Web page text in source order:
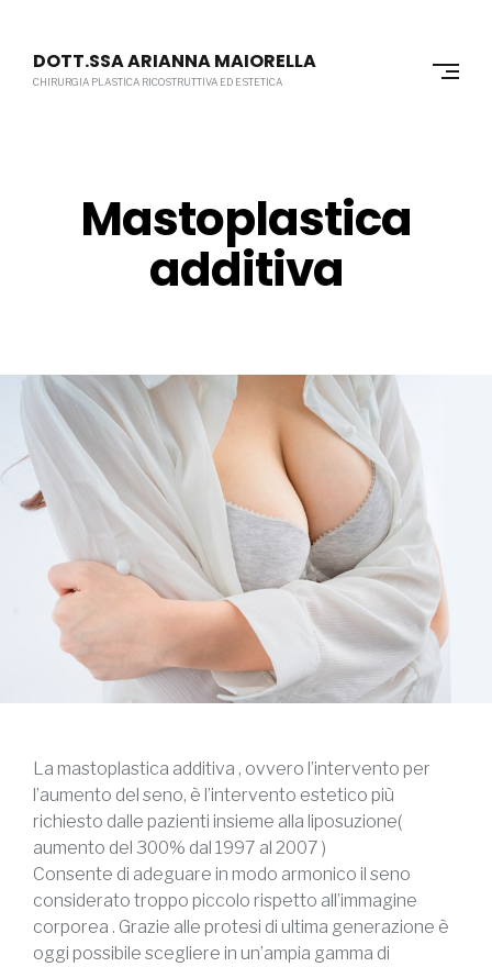
contentDOTT.SSA ARIANNA MAIORELLA
CHIRURGIA PLASTICA RICOSTRUTTIVA ED ESTETICA
Mastoplastica
additiva
La mastoplastica additiva , ovvero l’intervento per
l’aumento del seno, è l’intervento estetico più
richiesto dalle pazienti insieme alla liposuzione(
aumento del 300% dal 1997 al 2007 )
Consente di adeguare in modo armonico il seno
considerato troppo piccolo rispetto all’immagine
corporea . Grazie alle protesi di ultima generazione è
oggi possibile scegliere in un’ampia gamma di